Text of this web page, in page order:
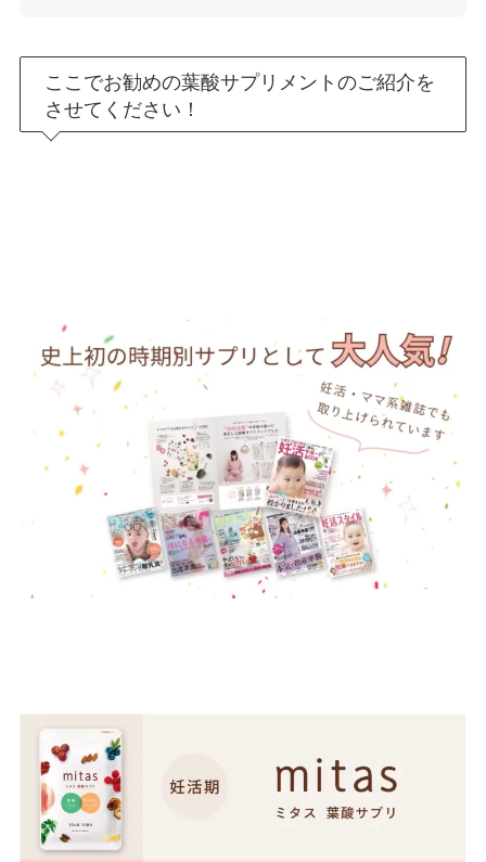
ここでお勧めの葉酸サプリメントのご紹介を
させてください！